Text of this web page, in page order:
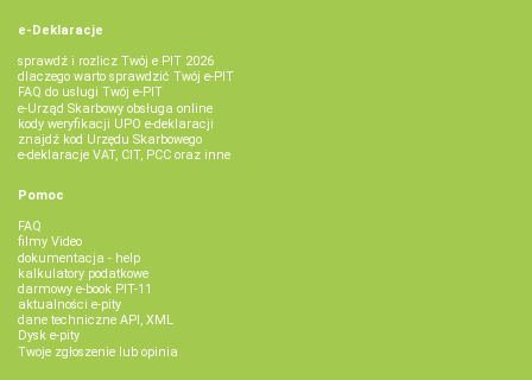
e-Deklaracje
sprawdź i rozlicz Twój e PIT 2026
dlaczego warto sprawdzić Twój e-PIT
FAQ do usługi Twój e-PIT
e-Urząd Skarbowy obsługa online
kody weryfikacji UPO e-deklaracji
znajdź kod Urzędu Skarbowego
e-deklaracje VAT, CIT, PCC oraz inne
Pomoc
FAQ
filmy Video
dokumentacja - help
kalkulatory podatkowe
darmowy e-book PIT-11
aktualności e-pity
dane techniczne API, XML
Dysk e-pity
Twoje zgłoszenie lub opinia